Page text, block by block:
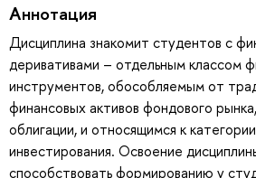
Аннотация
Дисциплина знакомит студентов с
деривативами – отдельным классом
инструментов, обособляемым от
финансовых активов фондового
облигации, и относящимся к
инвестирования. Освоение
способствовать формированию у